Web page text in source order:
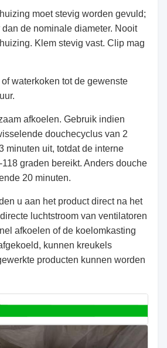
moet stevig worden gevuld;
dan de nominale diameter. Nooit
Klem stevig vast. Clip mag
of waterkoken tot de gewenste
afkoelen. Gebruik indien
douchecyclus van 2
minuten uit, totdat de interne
graden bereikt. Anders douche
20 minuten.
u aan het product direct na het
luchtstroom van ventilatoren
afkoelen of de koelomkasting
kunnen kreukels
producten kunnen worden